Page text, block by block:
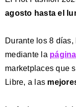
agosto hasta el
Durante los 8
mediante la
marketplaces que
Libre, a las